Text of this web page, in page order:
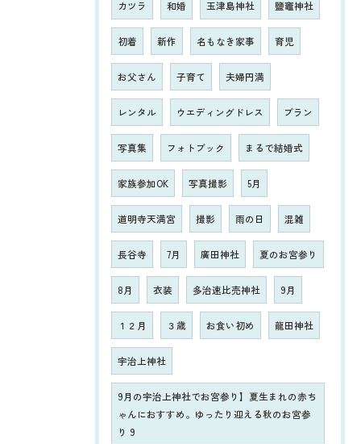
カツラ 和婚 玉津島神社 鹽竈神社
初着 新作 名もなき家事 育児
お父さん 子育て 夫婦円満
レンタル ウエディングドレス プラン
写真集 フォトブック まるで結婚式
家族参加OK 写真撮影 5月
道明寺天満宮 撮影 雨の日 混雑
長谷寺 7月 廣田神社 夏のお宮参り
8月 衣装 多治速比売神社 9月
１２月 ３歳 お食い初め 龍田神社
宇治上神社
9月の宇治上神社でお宮参り】夏生まれの赤ち
ゃんにおすすめ。ゆったり迎える秋のお宮参
り 9